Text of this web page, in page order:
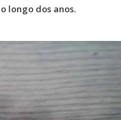
longo dos anos.